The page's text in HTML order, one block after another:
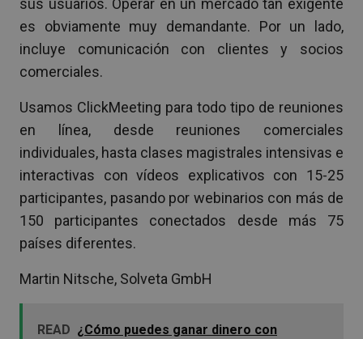
sus usuarios. Operar en un mercado tan exigente
es obviamente muy demandante. Por un lado,
incluye comunicación con clientes y socios
comerciales.
Usamos ClickMeeting para todo tipo de reuniones
en línea, desde reuniones comerciales
individuales, hasta clases magistrales intensivas e
interactivas con vídeos explicativos con 15-25
participantes, pasando por webinarios con más de
150 participantes conectados desde más 75
países diferentes.
Martin Nitsche, Solveta GmbH
READ ¿Cómo puedes ganar dinero con